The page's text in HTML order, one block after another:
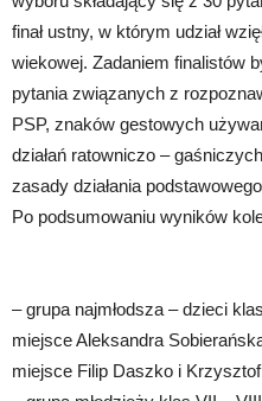
finał ustny, w którym udział
wiekowej. Zadaniem finalistów
pytania związanych z
PSP, znaków gestowych
działań ratowniczo –
zasady działania
Po podsumowaniu wyników
– grupa najmłodsza – dzieci
miejsce Aleksandra
miejsce Filip Daszko i